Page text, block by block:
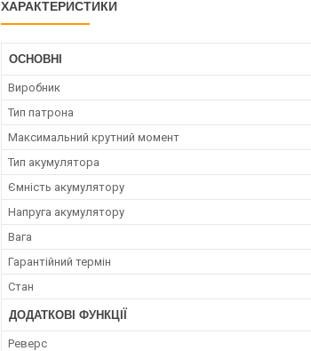
ХАРАКТЕРИСТИКИ
ОСНОВНІ
Виробник
Тип патрона
Максимальний крутний момент
Тип акумулятора
Ємність акумулятору
Напруга акумулятору
Вага
Гарантійний термін
Стан
ДОДАТКОВІ ФУНКЦІЇ
Реверс